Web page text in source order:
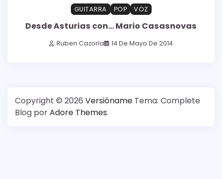
GUITARRA POP VOZ
Desde Asturias con… Mario Casasnovas
Ruben Cazorla 14 De Mayo De 2014
Copyright © 2026 Versióname Tema: Complete
Blog porAdore Themes.